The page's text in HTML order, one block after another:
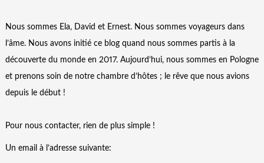
Nous sommes Ela, David et Ernest. Nous sommes voyageurs dans
l’âme. Nous avons initié ce blog quand nous sommes partis à la
découverte du monde en 2017. Aujourd’hui, nous sommes en Pologne
et prenons soin de notre chambre d’hôtes ; le rêve que nous avions
depuis le début !
Pour nous contacter, rien de plus simple !
Un email à l’adresse suivante: